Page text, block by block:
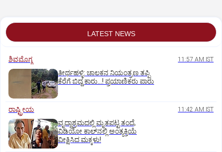
LATEST NEWS
ಶಿವಮೊಗ್ಗ 11:57 AM IST
ತೀರ್ಥಹಳ್ಳಿ: ಚಾಲಕನ ನಿಯಂತ್ರಣ ತಪ್ಪಿ
ಕೆರೆಗೆ ಬಿದ್ದ ಕಾರು...! ಪ್ರಯಾಣಿಕರು ಪಾರು
ರಾಷ್ಟ್ರೀಯ 11:42 AM IST
ವೃದ್ಧಾಶ್ರಮದಲ್ಲಿ ಮೃತಪಟ್ಟ ತಂದೆ,
ವಿಡಿಯೋ ಕಾಲ್‌ನಲ್ಲಿ ಅಂತ್ಯಕ್ರಿಯೆ
ವೀಕ್ಷಿಸಿದ ಮಕ್ಕಳು!